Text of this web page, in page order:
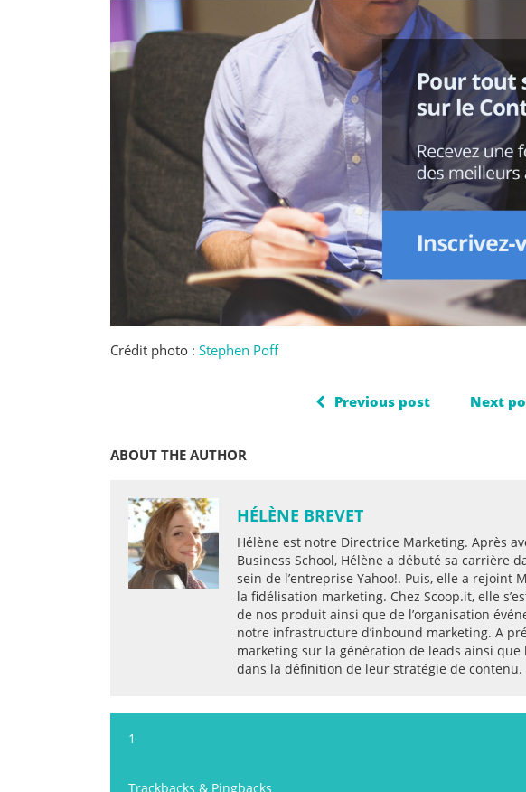
Crédit photo : Stephen Poff
Previous post Next
ABOUT THE AUTHOR
HÉLÈNE BREVET
Hélène est notre Directrice Marketing. Après
Business School, Hélène a débuté sa carrière
sein de l’entreprise Yahoo!. Puis, elle a rejoint
la fidélisation marketing. Chez Scoop.it, elle
de nos produit ainsi que de l’organisation
notre infrastructure d’inbound marketing. A
marketing sur la génération de leads ainsi
dans la définition de leur stratégie de contenu.
1
Trackbacks & Pingbacks